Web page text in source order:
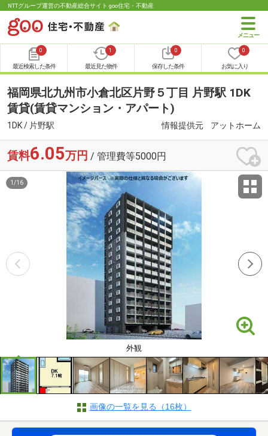
NTTグループ運営の不動産総合サイト goo住宅・不動産
0
最近検索した条件
1
最近見た物件
0
保存した条件
0
お気に入り
福岡県北九州市小倉北区片野５丁目 片野駅 1DK
賃貸(賃貸マンション・アパート)
1DK / 片野駅 情報提供元 アットホーム
賃料6.05万円 / 管理費等5000円
外観
1 /16
画像の一覧を見る（16枚）